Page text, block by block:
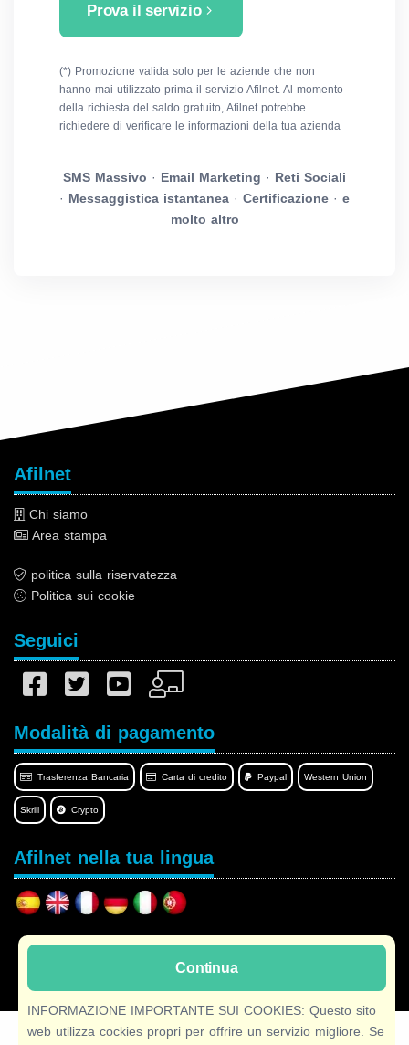
Prova il servizio
(*) Promozione valida solo per le aziende che non
hanno mai utilizzato prima il servizio Afilnet. Al momento
della richiesta del saldo gratuito, Afilnet potrebbe
richiedere di verificare le informazioni della tua azienda
SMS Massivo · Email Marketing · Reti Sociali
· Messaggistica istantanea · Certificazione · e
molto altro
Continua
INFORMAZIONE IMPORTANTE SUI COOKIES: Questo sito
web utilizza cockies propri per offrire un servizio migliore. Se
Afilnet
Chi siamo
Area stampa
politica sulla riservatezza
Politica sui cookie
Seguici
Modalità di pagamento
Trasferenza Bancaria Carta di credito Paypal Western Union
Skrill Crypto
Afilnet nella tua lingua